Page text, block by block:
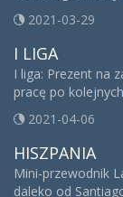
2021-03-29
I LIGA
I liga: Prezent na
pracę po
2021-04-06
HISZPANIA
Mini-przewodnik
daleko od